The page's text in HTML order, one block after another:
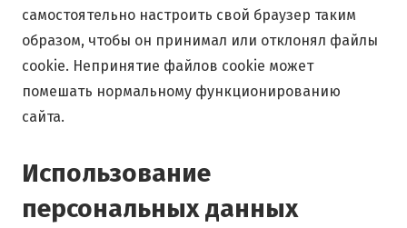
самостоятельно настроить свой браузер таким
образом, чтобы он принимал или отклонял файлы
cookie. Непринятие файлов cookie может
помешать нормальному функционированию
сайта.
Использование
персональных данных